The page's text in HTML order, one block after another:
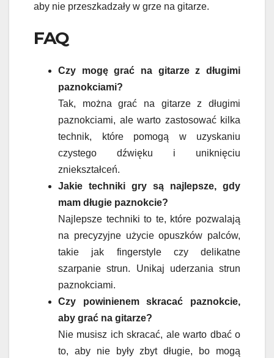
aby nie przeszkadzały w grze na gitarze.
FAQ
Czy mogę grać na gitarze z długimi
paznokciami?
Tak, można grać na gitarze z długimi
paznokciami, ale warto zastosować kilka
technik, które pomogą w uzyskaniu
czystego dźwięku i uniknięciu
zniekształceń.
Jakie techniki gry są najlepsze, gdy
mam długie paznokcie?
Najlepsze techniki to te, które pozwalają
na precyzyjne użycie opuszków palców,
takie jak fingerstyle czy delikatne
szarpanie strun. Unikaj uderzania strun
paznokciami.
Czy powinienem skracać paznokcie,
aby grać na gitarze?
Nie musisz ich skracać, ale warto dbać o
to, aby nie były zbyt długie, bo mogą